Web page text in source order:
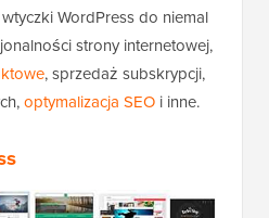
WordPress do niemal
strony internetowej,
, sprzedaż subskrypcji,
optymalizacja SEO i inne.